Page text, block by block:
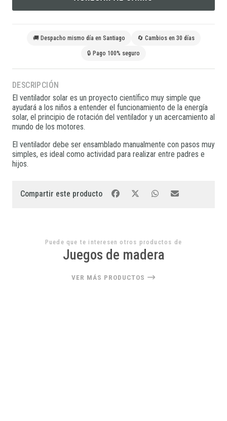
🚚 Despacho mismo día en Santiago 🔄 Cambios en 30 días
🔒 Pago 100% seguro
DESCRIPCIÓN
El ventilador solar es un proyecto científico muy simple que
ayudará a los niños a entender el funcionamiento de la energía
solar, el principio de rotación del ventilador y un acercamiento al
mundo de los motores.
El ventilador debe ser ensamblado manualmente con pasos muy
simples, es ideal como actividad para realizar entre padres e
hijos.
Compartir este producto
Puede que te interesen otros productos de
Juegos de madera
VER MÁS PRODUCTOS